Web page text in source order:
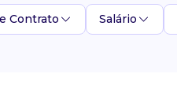
Contrato Salário